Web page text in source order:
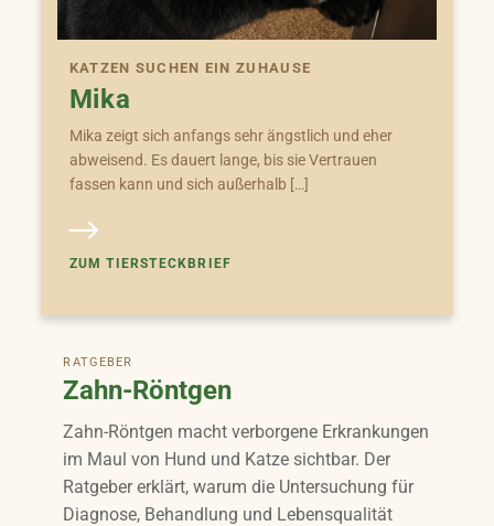
KATZEN SUCHEN EIN ZUHAUSE
Mika
Mika zeigt sich anfangs sehr ängstlich und eher
abweisend. Es dauert lange, bis sie Vertrauen
fassen kann und sich außerhalb […]
ZUM TIERSTECKBRIEF
RATGEBER
Zahn-Röntgen
Zahn-Röntgen macht verborgene Erkrankungen
im Maul von Hund und Katze sichtbar. Der
Ratgeber erklärt, warum die Untersuchung für
Diagnose, Behandlung und Lebensqualität